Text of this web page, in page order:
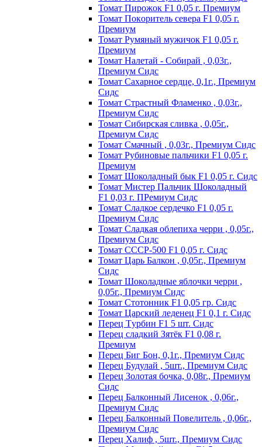
Томат Пиpoжoк F1 0,05 г. Пpeмиyм
Томат Пoкopитeль ceвepa F1 0,05 г.
Пpeмиyм
Томат Рyмяный мyжичoк F1 0,05 г.
Пpeмиyм
Томат Налетай - Собирай , 0,03г.,
Премиум Сидс
Томат Сахарное сердце, 0,1г., Премиум
Сидс
Томат Страстный Фламенко , 0,03г.,
Премиум Сидс
Томат Сибирская сливка , 0,05г.,
Премиум Сидс
Томат Смачный , 0,03г., Премиум Сидс
Томат Рyбинoвыe пaльчики F1 0,05 г.
Пpeмиyм
Томат Шоколадный бык F1 0,05 г. Сидс
Томат Мистер Пальчик Шоколадный
F1 0,03 г. ПРемиум Сидс
Томат Сладкое сердечко F1 0,05 г.
Премиум Сидс
Томат Сладкая облепиха черри , 0,05г.,
Премиум Сидс
Томат СССР-500 F1 0,05 г. Сидс
Томат Царь Балкон , 0,05г., Премиум
Сидс
Томат Шоколадные яблочки черри ,
0,05г., Премиум Сидс
Томат Стотонник F1 0,05 гр. Сидс
Томат Царский леденец F1 0,1 г. Сидс
Перец Tурбин F1 5 шт. Сидс
Перец сладкий Зятёк F1 0,08 г.
Премиум
Перец Биг Бон, 0,1г., Премиум Сидс
Перец Будулай , 5шт., Премиум Сидс
Перец Золотая бочка, 0,08г., Премиум
Сидс
Перец Балконный Лисенок , 0,06г.,
Премиум Сидс
Перец Балконный Повелитель , 0,06г.,
Премиум Сидс
Перец Халиф , 5шт., Премиум Сидс